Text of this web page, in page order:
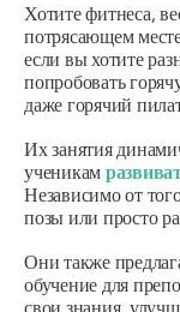
Хотите фитнеса,
потрясающем
если вы хотите
попробовать
даже горячий
Их занятия
ученикам
Независимо от
позы или просто
Они также
обучение для
свои знания,